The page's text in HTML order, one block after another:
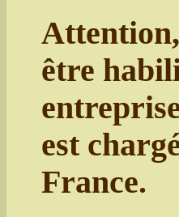
être
est
France.